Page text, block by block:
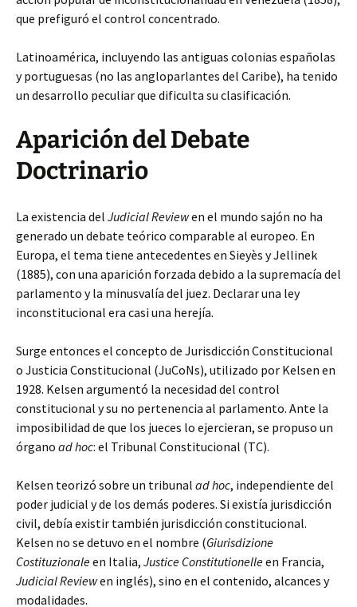
que prefiguró el control concentrado.
Latinoamérica, incluyendo las antiguas colonias españolas
y portuguesas (no las angloparlantes del Caribe), ha tenido
un desarrollo peculiar que dificulta su clasificación.
Aparición del Debate
Doctrinario
La existencia del Judicial Reviewen el mundo sajón no ha
generado un debate teórico comparable al europeo. En
Europa, el tema tiene antecedentes en Sieyès y Jellinek
(1885), con una aparición forzada debido a la supremacía del
parlamento y la minusvalía del juez. Declarar una ley
inconstitucional era casi una herejía.
Surge entonces el concepto de Jurisdicción Constitucional
o Justicia Constitucional (JuCoNs), utilizado por Kelsen en
1928. Kelsen argumentó la necesidad del control
constitucional y su no pertenencia al parlamento. Ante la
imposibilidad de que los jueces lo ejercieran, se propuso un
órgano ad hoc: el Tribunal Constitucional (TC).
Kelsen teorizó sobre un tribunal ad hoc, independiente del
poder judicial y de los demás poderes. Si existía jurisdicción
civil, debía existir también jurisdicción constitucional.
Kelsen no se detuvo en el nombre (Giurisdizione
Costituzionaleen Italia, Justice Constitutionelleen Francia,
Judicial Reviewen inglés), sino en el contenido, alcances y
modalidades.